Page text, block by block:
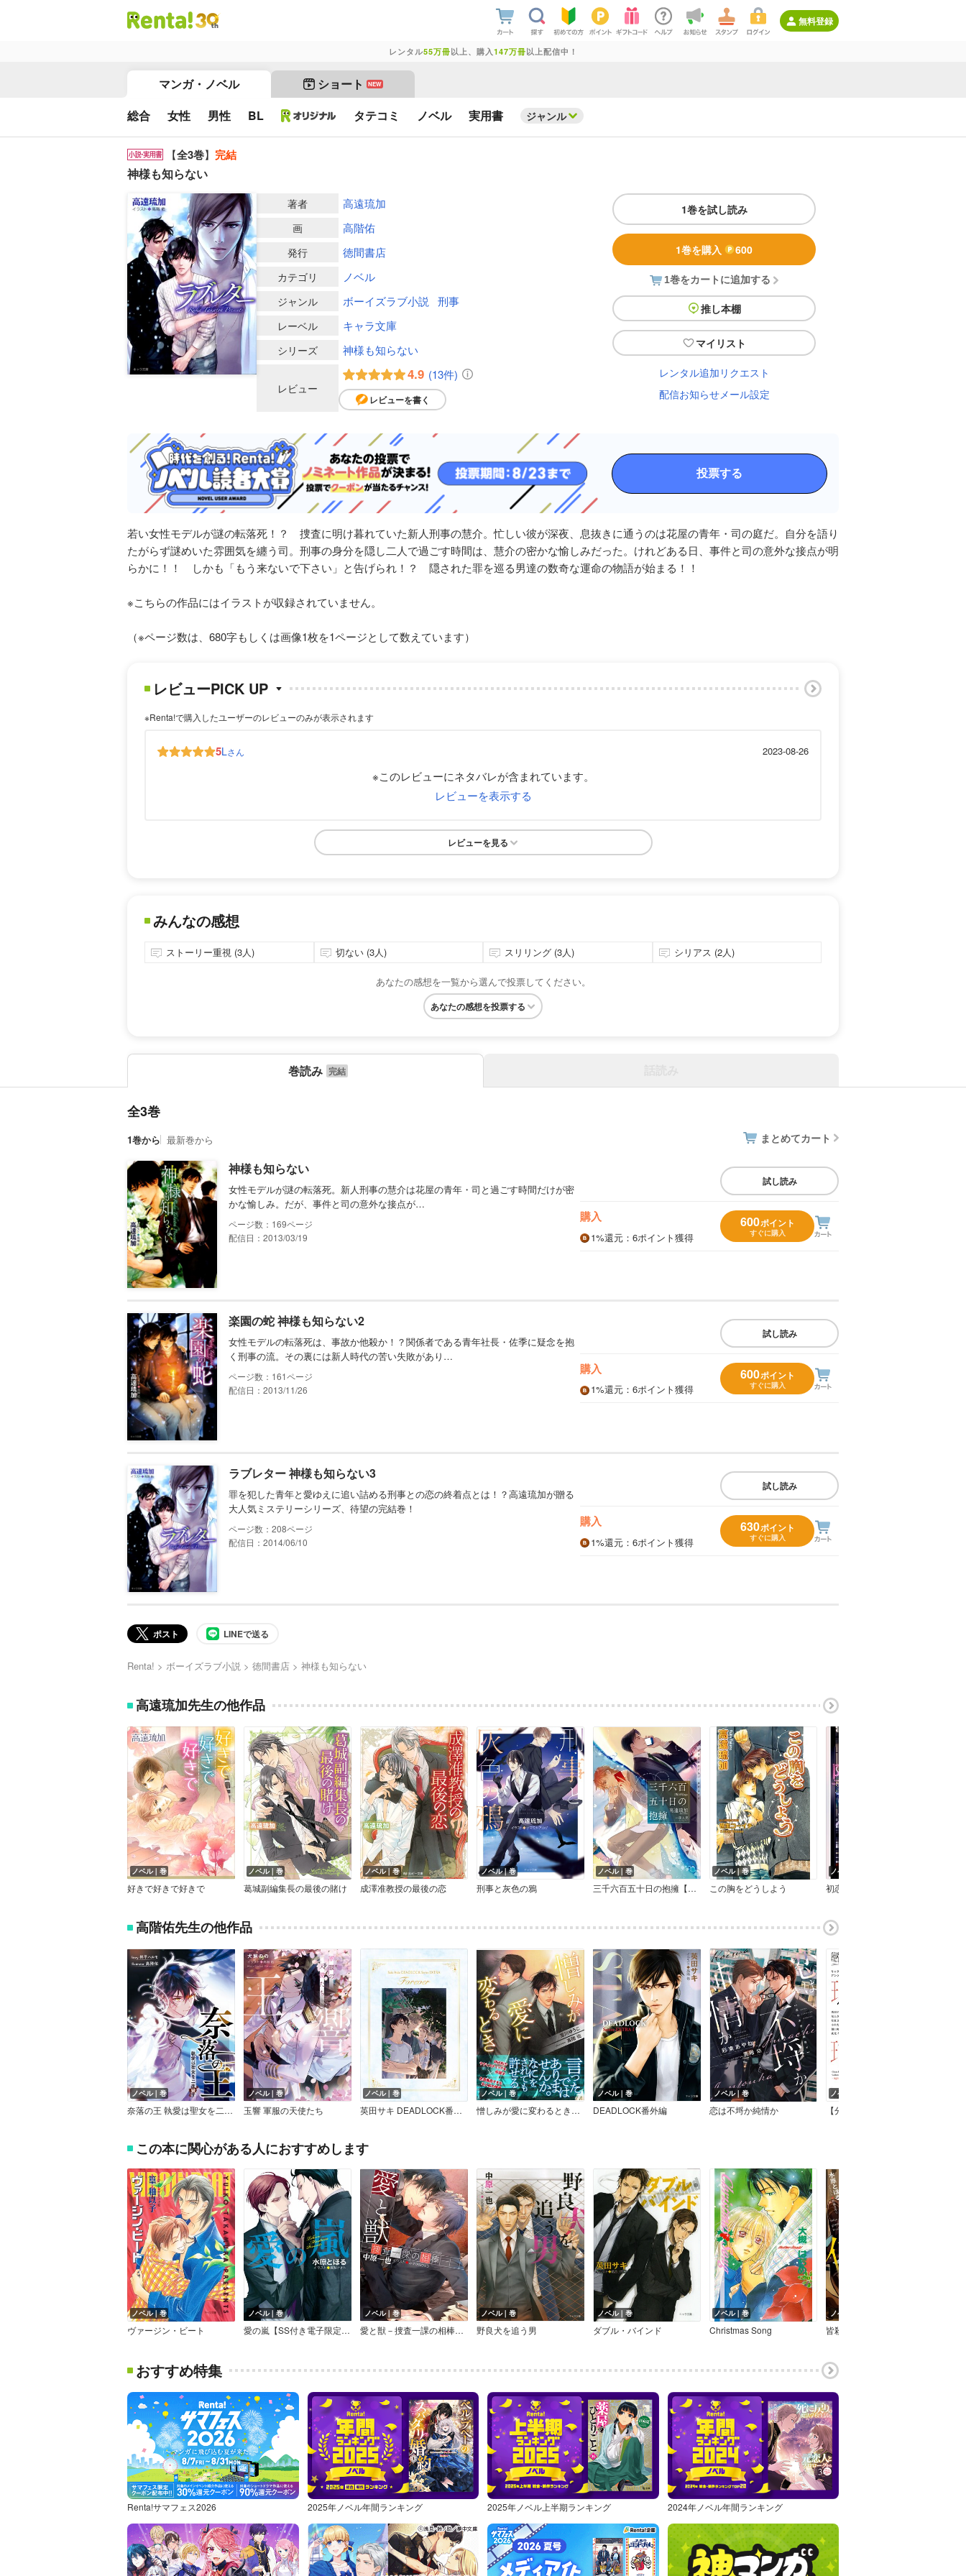
無料登録
レンタル55万冊以上、購入 147万冊以上配信中！
マンガ・ノベル ショート NEW
総合 女性 男性 BL タテコミ ノベル 実用書 ジャンル
【全3巻】 完結
神様も知らない
1巻を試し読み
1巻を購入 600
1巻をカートに追加する
推し本棚
マイリスト
レンタル追加リクエスト
配信お知らせメール設定
投票する
著者 高遠琉加
画 高階佑
発行 徳間書店
カテゴリ ノベル
ジャンル ボーイズラブ小説 刑事
レーベル キャラ文庫
シリーズ 神様も知らない
レビュー
4.9 (13件)
レビューを書く
若い女性モデルが謎の転落死！？ 捜査に明け暮れていた新人刑事の慧介。忙しい彼が深夜、息抜きに通うのは花屋の青年・司の庭だ。自分を語り
たがらず謎めいた雰囲気を纏う司。刑事の身分を隠し二人で過ごす時間は、慧介の密かな愉しみだった。けれどある日、事件と司の意外な接点が明
らかに！！ しかも「もう来ないで下さい」と告げられ！？ 隠された罪を巡る男達の数奇な運命の物語が始まる！！
※こちらの作品にはイラストが収録されていません。
（※ページ数は、680字もしくは画像1枚を1ページとして数えています）
レビューPICK UP
※Renta!で購入したユーザーのレビューのみが表示されます
5Lさん 2023-08-26
※このレビューにネタバレが含まれています。
レビューを表示する
レビューを見る
みんなの感想
ストーリー重視 (3人) 切ない (3人) スリリング (3人) シリアス (2人)
あなたの感想を一覧から選んで投票してください。
あなたの感想を投票する
巻読み
全3巻
1巻から 最新巻から まとめてカート
神様も知らない
女性モデルが謎の転落死。新人刑事の慧介は花屋の青年・司と過ごす時間だけが密
かな愉しみ。だが、事件と司の意外な接点が…
169
配信日：2013/03/19
試し読み
購入
1%還元 ：6ポイント獲得
600ポイント
すぐに購入
楽園の蛇 神様も知らない2
女性モデルの転落死は、事故か他殺か！？関係者である青年社長・佐季に疑念を抱
く刑事の流。その裏には新人時代の苦い失敗があり…
161
配信日：2013/11/26
試し読み
購入
1%還元 ：6ポイント獲得
600ポイント
すぐに購入
ラブレター 神様も知らない3
罪を犯した青年と愛ゆえに追い詰める刑事との恋の終着点とは！？高遠琉加が贈る
大人気ミステリーシリーズ、待望の完結巻！
208
配信日：2014/06/10
試し読み
購入
1%還元 ：6ポイント獲得
630ポイント
すぐに購入
ポスト LINEで送る
Renta! ボーイズラブ小説 徳間書店 神様も知らない
高遠琉加先生の他作品
ノベル｜巻
好きで好きで好きで
ノベル｜巻
葛城副編集長の最後の賭け
ノベル｜巻
成澤准教授の最後の恋
ノベル｜巻
刑事と灰色の鴉
ノベル｜巻
三千六百五十日の抱擁【イラストあり・電子限定ショートストーリーつき】
ノベル｜巻
この胸をどうしよう
ノベル｜巻
高階佑先生の他作品
ノベル｜巻
奈落の王 執愛は聖女を二度殺す
ノベル｜巻
玉響 軍服の天使たち
ノベル｜巻
英田サキ DEADLOCK番外編集≪Forever≫
ノベル｜巻
憎しみが愛に変わるとき＜特別版＞
ノベル｜巻
DEADLOCK番外編
ノベル｜巻
恋は不埒か純情か
ノベル｜話
この本に関心がある人におすすめします
ノベル｜巻
ヴァージン・ビート
ノベル｜巻
愛の嵐【SS付き電子限定版】
ノベル｜巻
愛と獣－捜査一課の相棒－【SS付き電子限定版】
ノベル｜巻
野良犬を追う男
ノベル｜巻
ダブル・バインド
ノベル｜巻
Christmas Song
ノベル｜巻
おすすめ特集
Renta!サマフェス2026 2025年ノベル年間ランキング 2025年ノベル上半期ランキング 2024年ノベル年間ランキング